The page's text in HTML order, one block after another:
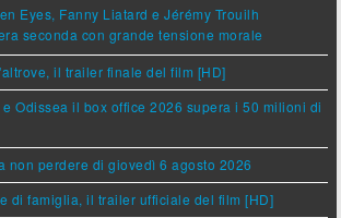
Eyes, Fanny Liatard e Jérémy Trouilh
seconda con grande tensione morale
il trailer finale del film [HD]
Odissea il box office 2026 supera i 50 milioni di
non perdere di giovedì 6 agosto 2026
di famiglia, il trailer ufficiale del film [HD]